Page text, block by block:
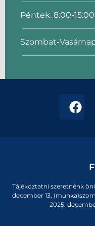
Péntek: 8:00-15:00
Szombat-
Tájékoztatni szeretnénk
december 13,
2025.